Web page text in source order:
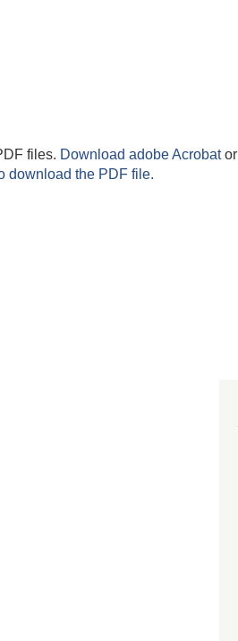
files. Download adobe Acrobator
download the PDF file.